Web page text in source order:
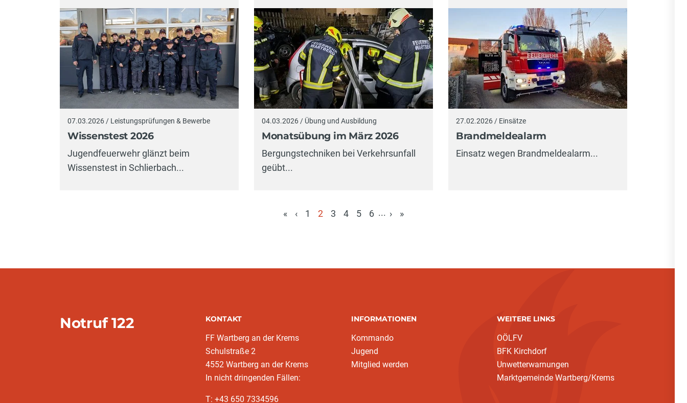
07.03.2026 / Leistungsprüfungen & Bewerbe
Wissenstest 2026
Jugendfeuerwehr glänzt beim
Wissenstest in Schlierbach...
04.03.2026 / Übung und Ausbildung
Monatsübung im März 2026
Bergungstechniken bei Verkehrsunfall
geübt...
27.02.2026 / Einsätze
Brandmeldealarm
Einsatz wegen Brandmeldealarm...
« ‹ 1
2
3 4 5 6 ... › »
Notruf 122 KONTAKT
FF Wartberg an der Krems
Schulstraße 2
4552 Wartberg an der Krems
In nicht dringenden Fällen:
T: +43 650 7334596
INFORMATIONEN
Kommando
Jugend
Mitglied werden
WEITERE LINKS
OÖLFV
BFK Kirchdorf
Unwetterwarnungen
Marktgemeinde Wartberg/Krems